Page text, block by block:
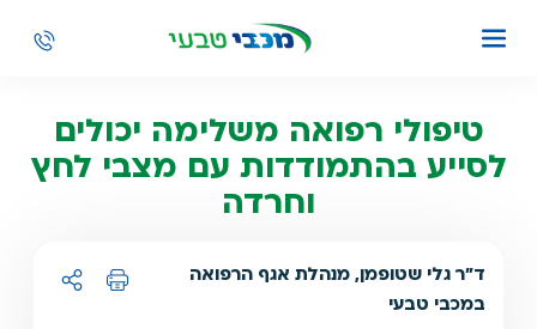
טיפולי רפואה משלימה יכולים
לסייע בהתמודדות עם מצבי לחץ
וחרדה
ד"ר גלי שטופמן, מנהלת אגף הרפואה
במכבי טבעי